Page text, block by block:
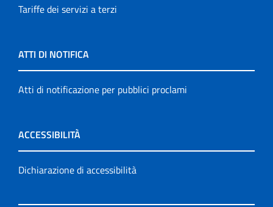
Tariffe dei servizi a terzi
ATTI DI NOTIFICA
Atti di notificazione per pubblici proclami
ACCESSIBILITÀ
Dichiarazione di accessibilità